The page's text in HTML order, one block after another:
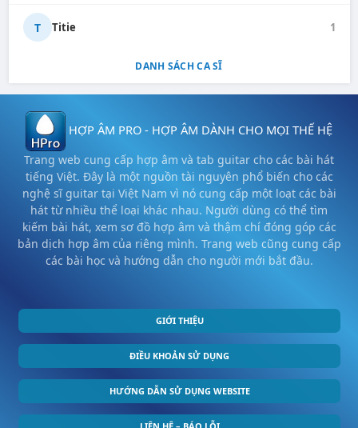
T Titie 1
DANH SÁCH CA SĨ
HỢP ÂM PRO - HỢP ÂM DÀNH CHO MỌI THẾ HỆ
Trang web cung cấp hợp âm và tab guitar cho các bài hát
tiếng Việt. Đây là một nguồn tài nguyên phổ biến cho các
nghệ sĩ guitar tại Việt Nam vì nó cung cấp một loạt các bài
hát từ nhiều thể loại khác nhau. Người dùng có thể tìm
kiếm bài hát, xem sơ đồ hợp âm và thậm chí đóng góp các
bản dịch hợp âm của riêng mình. Trang web cũng cung cấp
các bài học và hướng dẫn cho người mới bắt đầu.
GIỚI THIỆU
ĐIỀU KHOẢN SỬ DỤNG
HƯỚNG DẪN SỬ DỤNG WEBSITE